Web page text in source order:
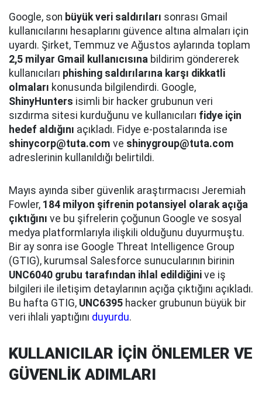
Google, son büyük veri saldırıları sonrası Gmail
kullanıcılarını hesaplarını güvence altına almaları için
uyardı. Şirket, Temmuz ve Ağustos aylarında toplam
2,5 milyar Gmail kullanıcısına bildirim göndererek
kullanıcıları phishing saldırılarına karşı dikkatli
olmaları konusunda bilgilendirdi. Google,
ShinyHunters isimli bir hacker grubunun veri
sızdırma sitesi kurduğunu ve kullanıcıları fidye için
hedef aldığını açıkladı. Fidye e-postalarında ise
shinycorp@tuta.com ve shinygroup@tuta.com
adreslerinin kullanıldığı belirtildi.
Mayıs ayında siber güvenlik araştırmacısı Jeremiah
Fowler, 184 milyon şifrenin potansiyel olarak açığa
çıktığını ve bu şifrelerin çoğunun Google ve sosyal
medya platformlarıyla ilişkili olduğunu duyurmuştu.
Bir ay sonra ise Google Threat Intelligence Group
(GTIG), kurumsal Salesforce sunucularının birinin
UNC6040 grubu tarafından ihlal edildiğini ve iş
bilgileri ile iletişim detaylarının açığa çıktığını açıkladı.
Bu hafta GTIG, UNC6395 hacker grubunun büyük bir
veri ihlali yaptığını duyurdu.
KULLANICILAR İÇİN ÖNLEMLER VE
GÜVENLİK ADIMLARI